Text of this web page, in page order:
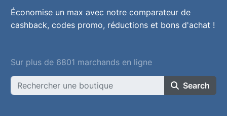
Économise un max avec notre comparateur de
cashback, codes promo, réductions et bons d'achat !
Sur plus de 6801 marchands en ligne
Search